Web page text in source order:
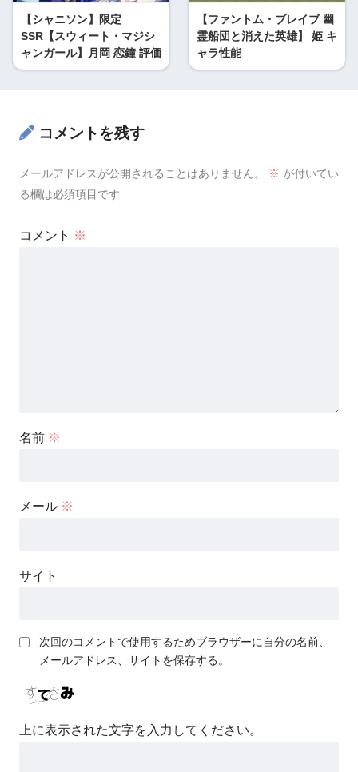
【シャニソン】限定
SSR【スウィート・マジシ
ャンガール】月岡 恋鐘 評価
【ファントム・ブレイブ 幽
霊船団と消えた英雄】 姫 キ
ャラ性能
コメントを残す
メールアドレスが公開されることはありません。 ※ が付いてい
る欄は必須項目です
コメント ※
名前 ※
メール ※
サイト
次回のコメントで使用するためブラウザーに自分の名前、
メールアドレス、サイトを保存する。
上に表示された文字を入力してください。